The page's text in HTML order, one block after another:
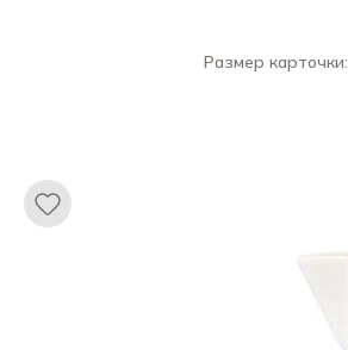
Размер карточки: